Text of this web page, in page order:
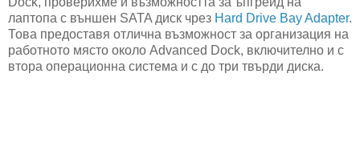
лаптопа с външен SATA диск чрез Hard Drive Bay Adapter.
Това предоставя отлична възможност за организация на
работното място около Advanced Dock, включително и с
втора операционна система и с до три твърди диска.